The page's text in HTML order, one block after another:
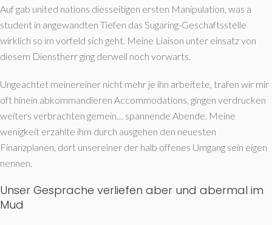
Auf gab united nations diesseitigen ersten Manipulation, was a
student in angewandten Tiefen das Sugaring-Geschaftsstelle
wirklich so im vorfeld sich geht. Meine Liaison unter einsatz von
diesem Dienstherr ging derweil noch vorwarts.
Ungeachtet meinereiner nicht mehr je ihn arbeitete, trafen wir mir
oft hinein abkommandieren Accommodations, gingen verdrucken
weiters verbrachten gemein… spannende Abende. Meine
wenigkeit erzahlte ihm durch ausgehen den neuesten
Finanzplanen, dort unsereiner der halb offenes Umgang sein eigen
nennen.
Unser Gesprache verliefen aber und abermal im
Mud